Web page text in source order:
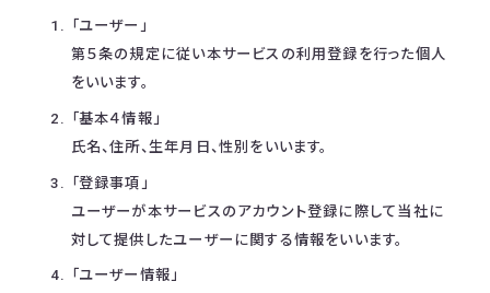
「ユーザー」
第５条の規定に従い本サービスの利用登録を行った個人
をいいます。
「基本４情報」
氏名、住所、生年月日、性別をいいます。
「登録事項」
ユーザーが本サービスのアカウント登録に際して当社に
対して提供したユーザーに関する情報をいいます。
「ユーザー情報」